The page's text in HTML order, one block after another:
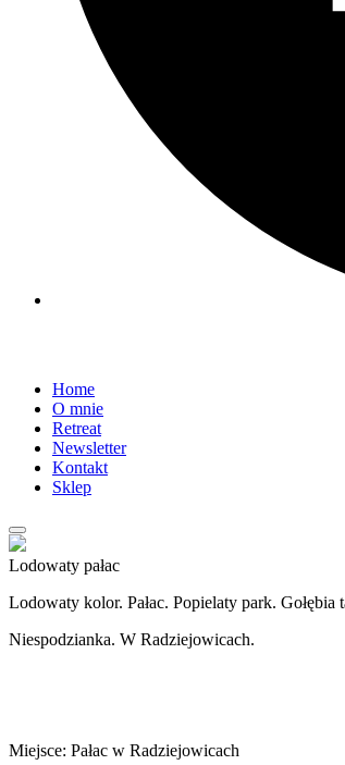
Home
O mnie
Retreat
Newsletter
Kontakt
Sklep
Lodowaty pałac
Lodowaty kolor. Pałac. Popielaty park. Gołębia
Niespodzianka. W Radziejowicach.
Miejsce: Pałac w Radziejowicach